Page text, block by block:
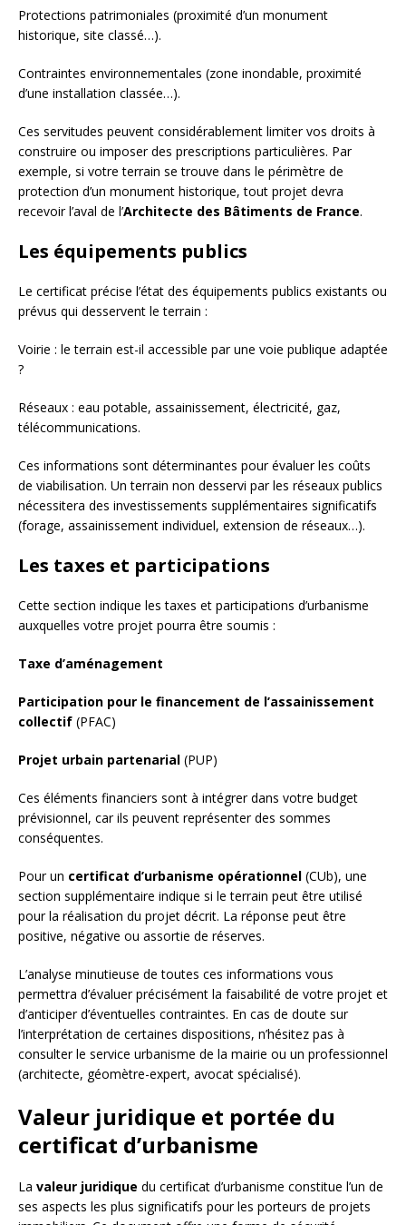
Protections patrimoniales (proximité d’un monument
historique, site classé…).
Contraintes environnementales (zone inondable, proximité
d’une installation classée…).
Ces servitudes peuvent considérablement limiter vos droits à
construire ou imposer des prescriptions particulières. Par
exemple, si votre terrain se trouve dans le périmètre de
protection d’un monument historique, tout projet devra
recevoir l’aval de l’Architecte des Bâtiments de France.
Les équipements publics
Le certificat précise l’état des équipements publics existants ou
prévus qui desservent le terrain :
Voirie : le terrain est-il accessible par une voie publique adaptée
?
Réseaux : eau potable, assainissement, électricité, gaz,
télécommunications.
Ces informations sont déterminantes pour évaluer les coûts
de viabilisation. Un terrain non desservi par les réseaux publics
nécessitera des investissements supplémentaires significatifs
(forage, assainissement individuel, extension de réseaux…).
Les taxes et participations
Cette section indique les taxes et participations d’urbanisme
auxquelles votre projet pourra être soumis :
Taxe d’aménagement
Participation pour le financement de l’assainissement
collectif (PFAC)
Projet urbain partenarial (PUP)
Ces éléments financiers sont à intégrer dans votre budget
prévisionnel, car ils peuvent représenter des sommes
conséquentes.
Pour un certificat d’urbanisme opérationnel (CUb), une
section supplémentaire indique si le terrain peut être utilisé
pour la réalisation du projet décrit. La réponse peut être
positive, négative ou assortie de réserves.
L’analyse minutieuse de toutes ces informations vous
permettra d’évaluer précisément la faisabilité de votre projet et
d’anticiper d’éventuelles contraintes. En cas de doute sur
l’interprétation de certaines dispositions, n’hésitez pas à
consulter le service urbanisme de la mairie ou un professionnel
(architecte, géomètre-expert, avocat spécialisé).
Valeur juridique et portée du
certificat d’urbanisme
La valeur juridique du certificat d’urbanisme constitue l’un de
ses aspects les plus significatifs pour les porteurs de projets